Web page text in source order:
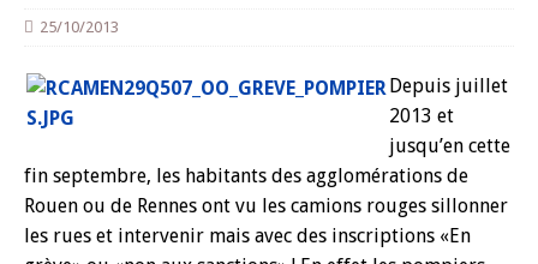
25/10/2013
Depuis juillet
2013 et
jusqu’en cette
fin septembre, les habitants des agglomérations de
Rouen ou de Rennes ont vu les camions rouges sillonner
les rues et intervenir mais avec des inscriptions «En